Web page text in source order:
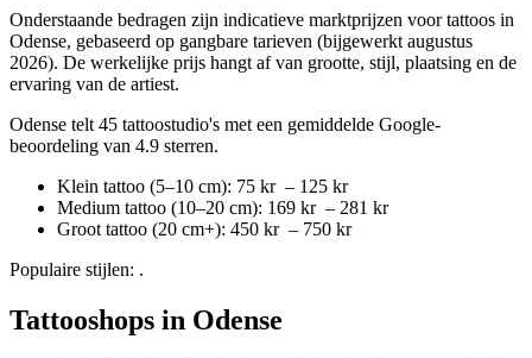
Onderstaande bedragen zijn indicatieve marktprijzen voor tattoos in
Odense, gebaseerd op gangbare tarieven (bijgewerkt augustus
2026). De werkelijke prijs hangt af van grootte, stijl, plaatsing en de
ervaring van de artiest.
Odense telt 45 tattoostudio's met een gemiddelde Google-
beoordeling van 4.9 sterren.
Klein tattoo (5–10 cm): 75 kr – 125 kr
Medium tattoo (10–20 cm): 169 kr – 281 kr
Groot tattoo (20 cm+): 450 kr – 750 kr
Populaire stijlen: .
Tattooshops in Odense